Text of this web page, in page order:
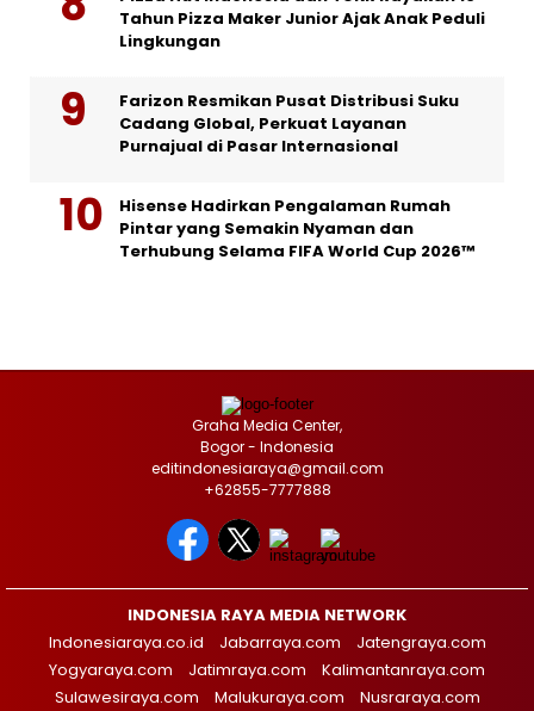
Tahun Pizza Maker Junior Ajak Anak Peduli
Lingkungan
Farizon Resmikan Pusat Distribusi Suku
Cadang Global, Perkuat Layanan
Purnajual di Pasar Internasional
Hisense Hadirkan Pengalaman Rumah
Pintar yang Semakin Nyaman dan
Terhubung Selama FIFA World Cup 2026™
Graha Media Center,
Bogor - Indonesia
editindonesiaraya@gmail.com
+62855-7777888
INDONESIA RAYA MEDIA NETWORK
Indonesiaraya.co.id
Jabarraya.com
Jatengraya.com
Yogyaraya.com
Jatimraya.com
Kalimantanraya.com
Sulawesiraya.com
Malukuraya.com Nusraraya.com